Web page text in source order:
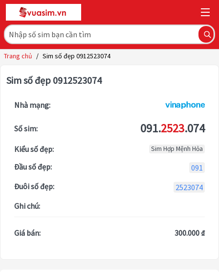
Trang chủ / Sim số đẹp 0912523074
Sim số đẹp 0912523074
Nhà mạng:
Số sim: 091.2523.074
Kiểu số đẹp: Sim Hợp Mệnh Hỏa
Đầu số đẹp:
091
Đuôi số đẹp:
2523074
Ghi chú:
Giá bán: 300.000 ₫